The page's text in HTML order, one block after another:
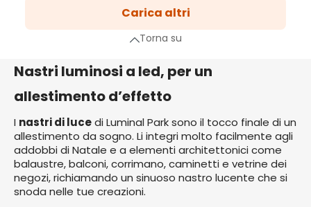
successiva
Carica altri
Torna su
Nastri luminosi a led, per un
allestimento d’effetto
I nastri di lucedi Luminal Park sono il tocco finale di un
allestimento da sogno. Li integri molto facilmente agli
addobbi di Natale e a elementi architettonici come
balaustre, balconi, corrimano, caminetti e vetrine dei
negozi, richiamando un sinuoso nastro lucente che si
snoda nelle tue creazioni.